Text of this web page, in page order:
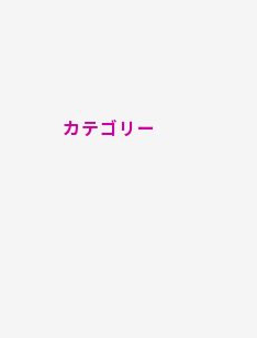
カテゴリー